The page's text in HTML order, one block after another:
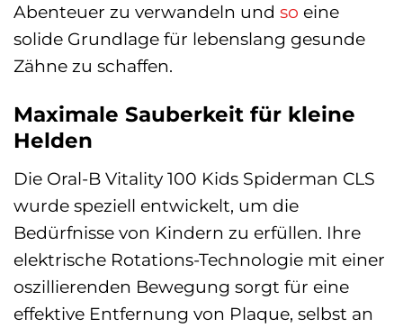
Abenteuer zu verwandeln und so eine
solide Grundlage für lebenslang gesunde
Zähne zu schaffen.
Maximale Sauberkeit für kleine
Helden
Die Oral-B Vitality 100 Kids Spiderman CLS
wurde speziell entwickelt, um die
Bedürfnisse von Kindern zu erfüllen. Ihre
elektrische Rotations-Technologie mit einer
oszillierenden Bewegung sorgt für eine
effektive Entfernung von Plaque, selbst an